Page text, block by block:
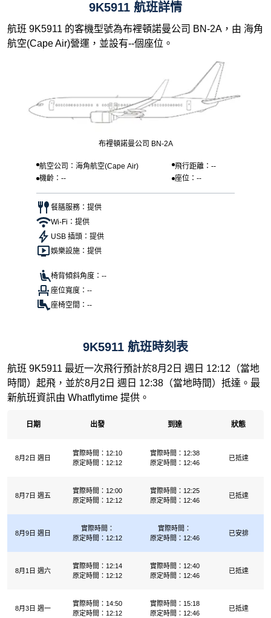
9K5911 航班詳情
航班 9K5911 的客機型號為布裡頓諾曼公司 BN-2A，由 海角
航空(Cape Air)營運，並設有--個座位。
布裡頓諾曼公司 BN-2A
航空公司：海角航空(Cape Air)
飛行距離：--
機齡：--
座位：--
餐膳服務：提供
Wi-Fi：提供
USB 插頭：提供
娛樂設施：提供
椅背傾斜角度：--
座位寬度：--
座椅空間：--
9K5911 航班時刻表
航班 9K5911 最近一次飛行預計於8月2日 週日 12:12（當地
時間）起飛，並於8月2日 週日 12:38（當地時間）抵達。最
新航班資訊由 Whatflytime 提供。
日期 出發 到達 狀態
8月2日 週日
實際時間：12:10
原定時間：12:12
實際時間：12:38
原定時間：12:46
已抵達
8月7日 週五
實際時間：12:00
原定時間：12:12
實際時間：12:25
原定時間：12:46
已抵達
8月9日 週日
實際時間：
原定時間：12:12
實際時間：
原定時間：12:46
已安排
8月1日 週六
實際時間：12:14
原定時間：12:12
實際時間：12:40
原定時間：12:46
已抵達
8月3日 週一
實際時間：14:50
原定時間：12:12
實際時間：15:18
原定時間：12:46
已抵達